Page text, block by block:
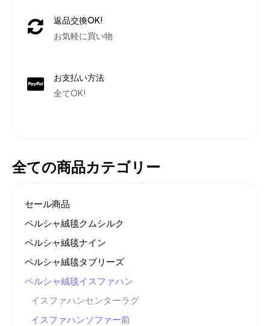
返品交換OK!
お気軽に買い物
お支払い方法
全てOK!
全ての商品カテゴリー
セール商品
ペルシャ絨毯クムシルク
ペルシャ絨毯ナイン
ペルシャ絨毯タブリーズ
ペルシャ絨毯イスファハン
イスファハンセンターラグ
イスファハンソファー前